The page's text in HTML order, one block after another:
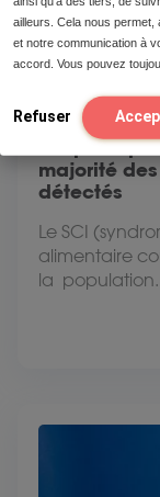
ailleurs. Cela nous permet,
et notre communication à
accord. Vous pouvez
Refuser
Les
majorité
détectés
Le SCI
alimentaire
la